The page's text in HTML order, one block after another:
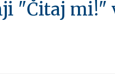
"Čitaj mi!"